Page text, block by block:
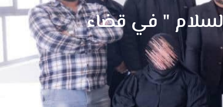
" في قضاء